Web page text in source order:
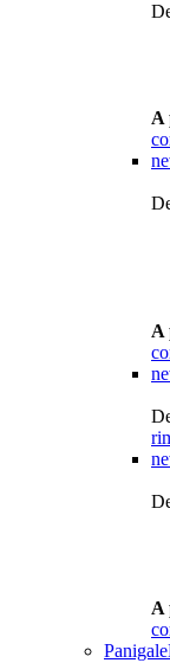
A
A
A
Panigale